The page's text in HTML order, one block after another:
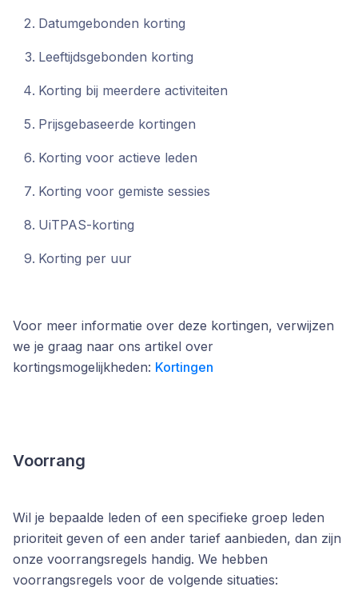
Datumgebonden korting
Leeftijdsgebonden korting
Korting bij meerdere activiteiten
Prijsgebaseerde kortingen
Korting voor actieve leden
Korting voor gemiste sessies
UiTPAS-korting
Korting per uur
Voor meer informatie over deze kortingen, verwijzen
we je graag naar ons artikel over
kortingsmogelijkheden: Kortingen
Voorrang
Wil je bepaalde leden of een specifieke groep leden
prioriteit geven of een ander tarief aanbieden, dan zijn
onze voorrangsregels handig. We hebben
voorrangsregels voor de volgende situaties: